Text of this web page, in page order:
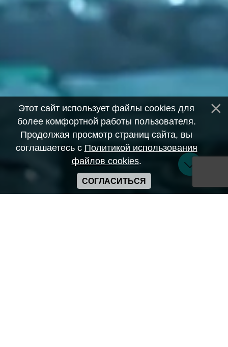
Этот сайт использует файлы cookies для
более комфортной работы пользователя.
Продолжая просмотр страниц сайта, вы
соглашаетесь с Политикой использования
файлов cookies.
СОГЛАСИТЬСЯ